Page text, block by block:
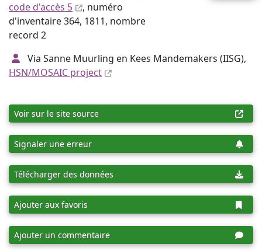
code d'accès 5
, numéro
d'inventaire 364, 1811, nombre
record 2
Via Sanne Muurling en Kees Mandemakers (IISG),
HSN/MOSAIC project
Voir sur le site source
Signaler une erreur
Télécharger des données
Ajouter aux favoris
Ajouter un commentaire